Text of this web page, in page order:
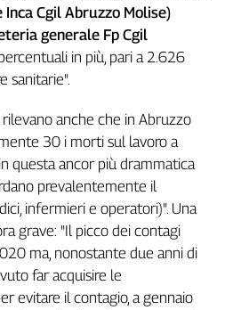
Inca Cgil Abruzzo Molise)
generale Fp Cgil
in più, pari a 2.626
sanitarie".
anche che in Abruzzo
30 i morti sul lavoro a
questa ancor più drammatica
prevalentemente il
infermieri e operatori)". Una
grave: "Il picco dei contagi
ma, nonostante due anni di
far acquisire le
evitare il contagio, a gennaio